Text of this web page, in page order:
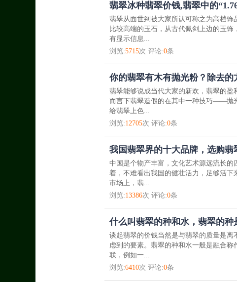
翡翠冰种翡翠价钱,翡翠中的
翡翠从面世到被大家所认可称之为高档
比较高端的玉石，从古代佩剑上边的玉
有显示信息...
浏览:5715次 评论:0条
你的翡翠有木有抛光粉？除去的
翡翠能够说成当代大家的新欢，翡翠的
而言下翡翠造假的在其中一种技巧——抛
给翡翠上色...
浏览:12705次 评论:0条
我国翡翠界的十大品牌，选购
中国是个物产丰富，文化艺术源远流长
着，不难看出我国的健壮活力，足够活
市场上，翡...
浏览:13386次 评论:0条
什么叫翡翠的种和水，翡翠的
谈起翡翠的价钱当然是与翡翠的质量是
虑到的要素。翡翠的种和水一般是融合
联，例如一...
浏览:6410次 评论:0条